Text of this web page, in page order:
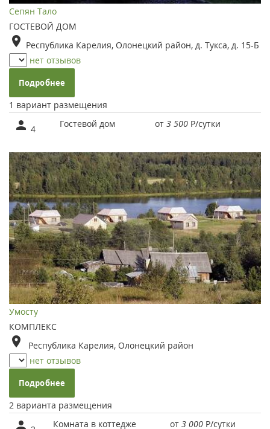
Сепян Тало
ГОСТЕВОЙ ДОМ
Республика Карелия, Олонецкий район, д. Тукса, д. 15-Б
нет отзывов
Подробнее
1 вариант размещения
4 Гостевой дом от 3 500 Р/сутки
Умосту
КОМПЛЕКС
Республика Карелия, Олонецкий район
нет отзывов
Подробнее
2 варианта размещения
Комната в коттедже от 3 000 Р/сутки